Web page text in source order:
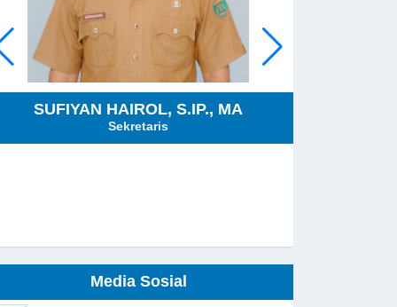
SUFIYAN HAIROL, S.IP., MA
Sekretaris
Media Sosial